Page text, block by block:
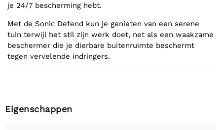
je 24/7 bescherming hebt.
Met de Sonic Defend kun je genieten van een serene
tuin terwijl het stil zijn werk doet, net als een waakzame
beschermer die je dierbare buitenruimte beschermt
tegen vervelende indringers.
Eigenschappen